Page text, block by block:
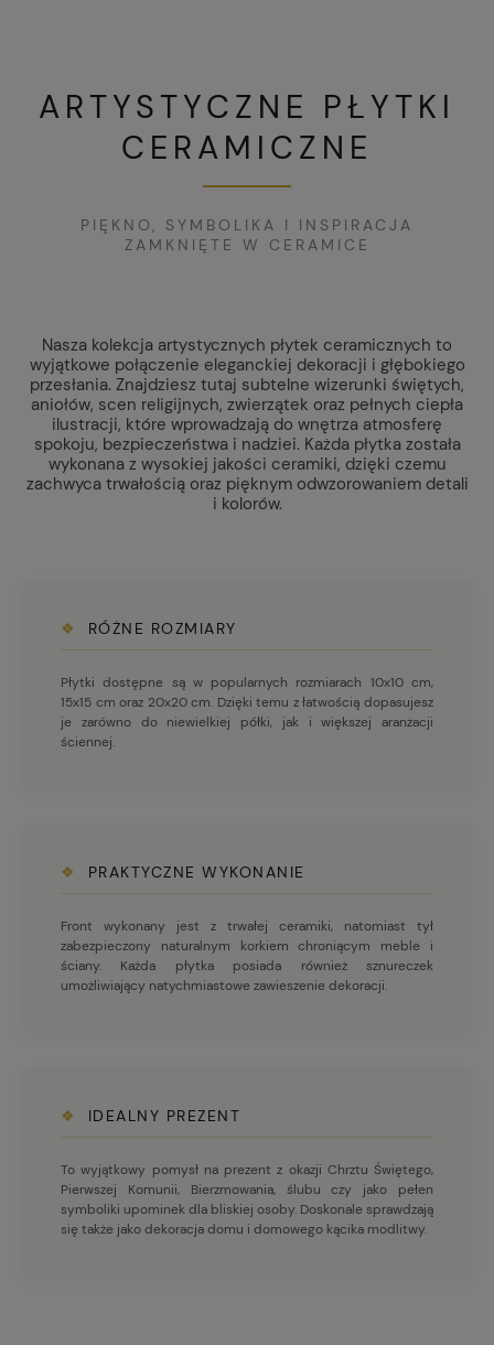
ARTYSTYCZNE PŁYTKI
CERAMICZNE
PIĘKNO, SYMBOLIKA I INSPIRACJA
ZAMKNIĘTE W CERAMICE
Nasza kolekcja artystycznych płytek ceramicznych to
wyjątkowe połączenie eleganckiej dekoracji i głębokiego
przesłania. Znajdziesz tutaj subtelne wizerunki świętych,
aniołów, scen religijnych, zwierzątek oraz pełnych ciepła
ilustracji, które wprowadzają do wnętrza atmosferę
spokoju, bezpieczeństwa i nadziei. Każda płytka została
wykonana z wysokiej jakości ceramiki, dzięki czemu
zachwyca trwałością oraz pięknym odwzorowaniem detali
i kolorów.
❖ RÓŻNE ROZMIARY
Płytki dostępne są w popularnych rozmiarach 10x10 cm,
15x15 cm oraz 20x20 cm. Dzięki temu z łatwością dopasujesz
je zarówno do niewielkiej półki, jak i większej aranżacji
ściennej.
❖ PRAKTYCZNE WYKONANIE
Front wykonany jest z trwałej ceramiki, natomiast tył
zabezpieczony naturalnym korkiem chroniącym meble i
ściany. Każda płytka posiada również sznureczek
umożliwiający natychmiastowe zawieszenie dekoracji.
❖ IDEALNY PREZENT
To wyjątkowy pomysł na prezent z okazji Chrztu Świętego,
Pierwszej Komunii, Bierzmowania, ślubu czy jako pełen
symboliki upominek dla bliskiej osoby. Doskonale sprawdzają
się także jako dekoracja domu i domowego kącika modlitwy.